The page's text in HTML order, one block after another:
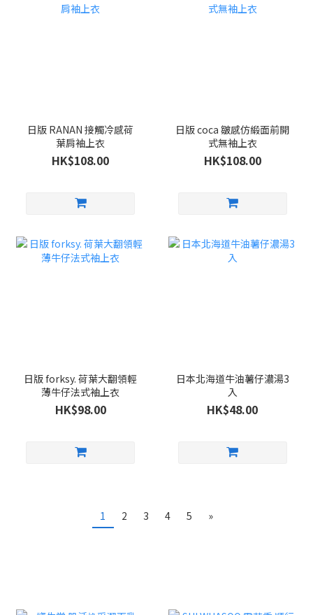
日版 RANAN 接觸冷感荷
葉肩袖上衣
HK$108.00
日版 coca 皺感仿緞面前開
式無袖上衣
HK$108.00
日版 forksy. 荷葉大翻領輕
薄牛仔法式袖上衣
HK$98.00
日本北海道牛油薯仔濃湯3
入
HK$48.00
1 2 3 4 5 »